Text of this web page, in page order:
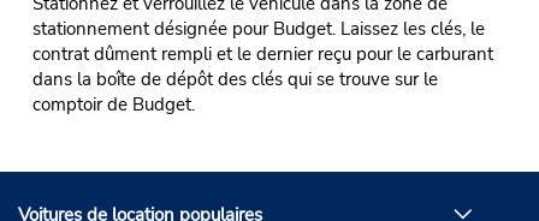
stationnement désignée pour Budget. Laissez les clés, le
contrat dûment rempli et le dernier reçu pour le carburant
dans la boîte de dépôt des clés qui se trouve sur le
comptoir de Budget.
Voitures de location populaires